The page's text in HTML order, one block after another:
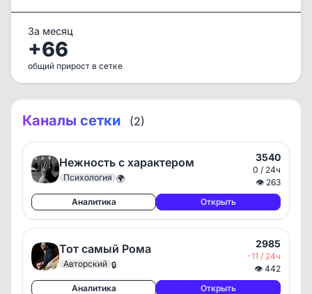
За месяц
+66
общий прирост в сетке
Каналы сетки (2)
Нежность с характером
Психология 🌍
3540
0 / 24ч
👁 263
Аналитика
Открыть
Тот самый Рома
Авторский 🔒
2985
-11 / 24ч
👁 442
Аналитика
Открыть